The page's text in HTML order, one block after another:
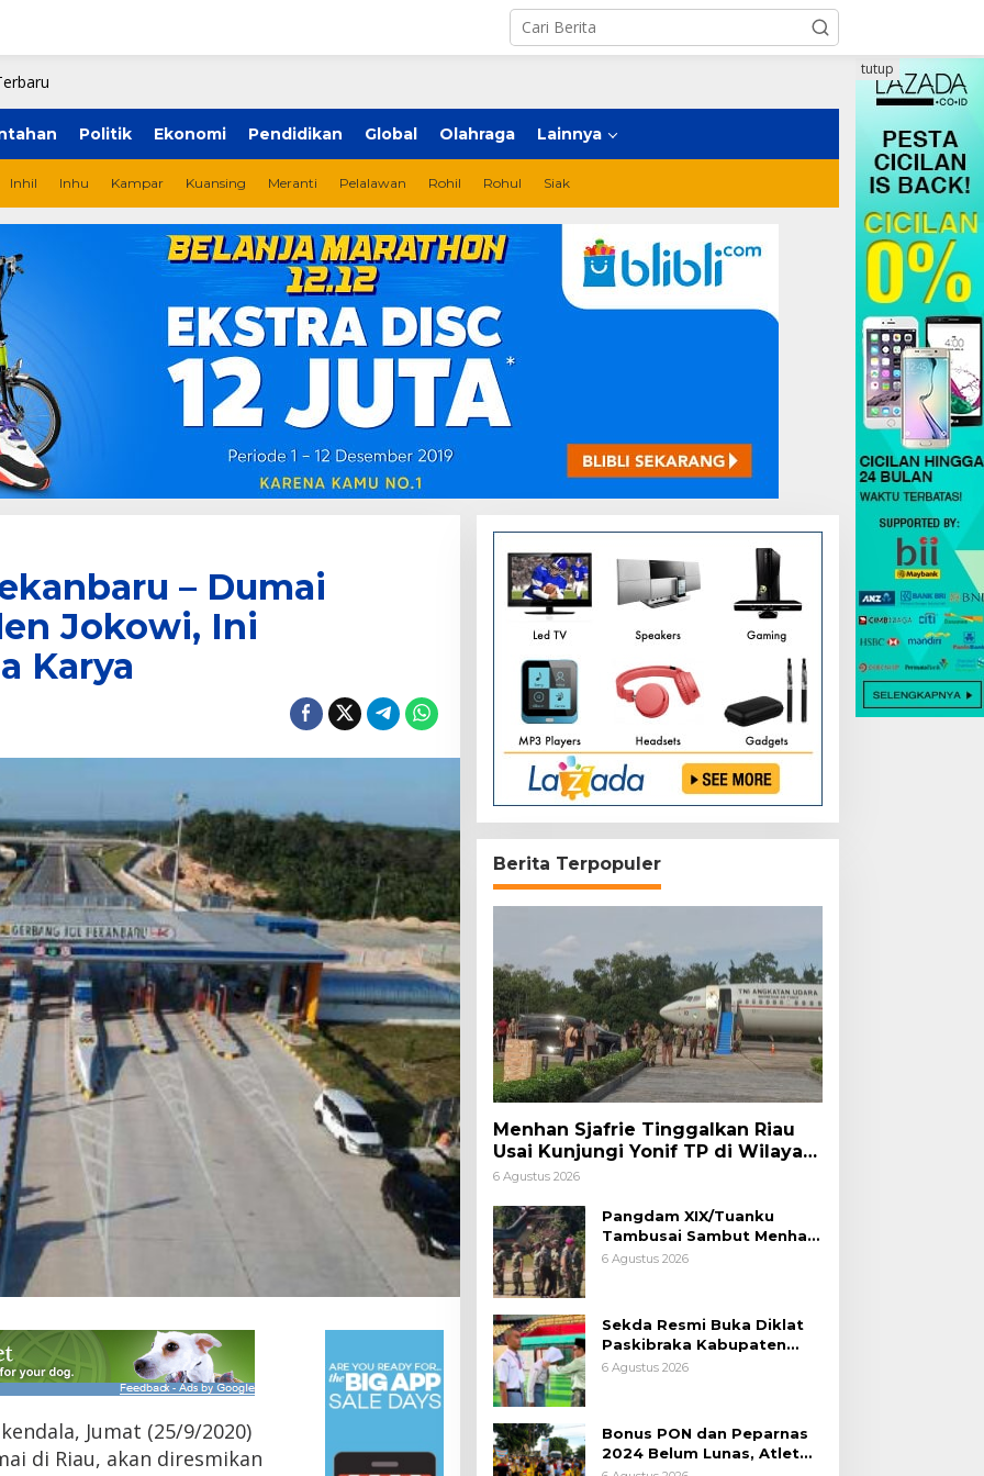
Politik Ekonomi Pendidikan Global Olahraga Lainnya
Inhil Inhu Kampar Kuansing Meranti Pelalawan Rohil Rohul Siak
tutup
– Dumai
Jokowi, Ini
Karya
Jumat (25/9/2020)
di Riau, akan diresmikan
Berita Terpopuler
Menhan Sjafrie Tinggalkan Riau
Usai Kunjungi Yonif TP di Wilayah
Kodam XIX/Tuanku Tambusai
6 Agustus 2026
Pangdam XIX/Tuanku
Tambusai Sambut Menhan
Sjafrie di Pekanbaru, Ada
6 Agustus 2026
Sekda Resmi Buka Diklat
Paskibraka Kabupaten
Pelalawan Tahun 2026
6 Agustus 2026
Bonus PON dan Peparnas
2024 Belum Lunas, Atlet
Riau Gelar Aksi Damai